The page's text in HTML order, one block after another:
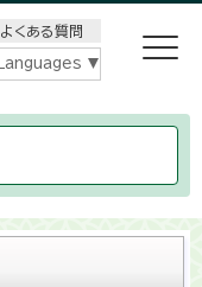
よくある質問
Languages